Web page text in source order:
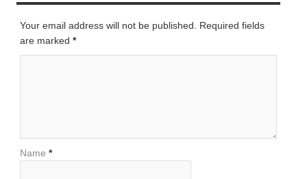
Your email address will not be published. Required fields
are marked *
Name *